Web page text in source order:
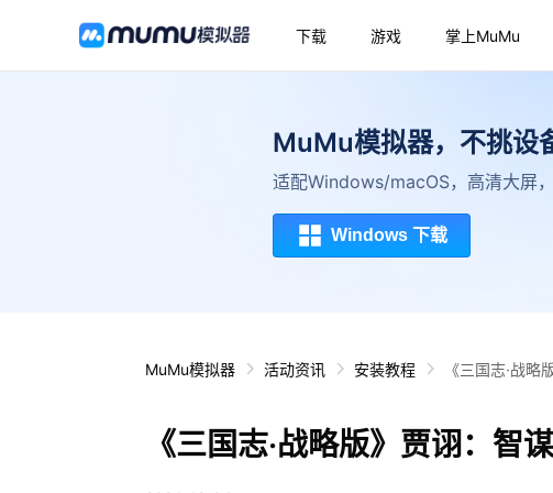
下载 游戏 掌上MuMu
MuMu模拟器，不挑设
适配Windows/macOS，高清大屏
Windows 下载
MuMu模拟器 活动资讯 安装教程 《三国志·战
《三国志·战略版》贾诩：智